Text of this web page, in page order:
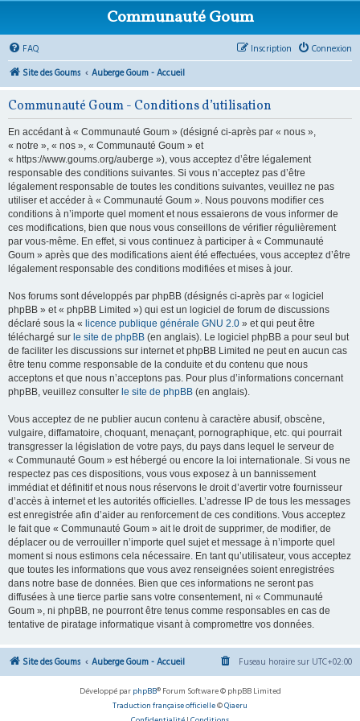
Communauté Goum
FAQ Connexion
Inscription
Site des Goums
Auberge Goum - Accueil
Communauté Goum - Conditions d’utilisation
En accédant à « Communauté Goum » (désigné ci-après par « nous »,
« notre », « nos », « Communauté Goum » et
« https://www.goums.org/auberge »), vous acceptez d’être légalement
responsable des conditions suivantes. Si vous n’acceptez pas d’être
légalement responsable de toutes les conditions suivantes, veuillez ne pas
utiliser et accéder à « Communauté Goum ». Nous pouvons modifier ces
conditions à n’importe quel moment et nous essaierons de vous informer de
ces modifications, bien que nous vous conseillons de vérifier régulièrement
par vous-même. En effet, si vous continuez à participer à « Communauté
Goum » après que des modifications aient été effectuées, vous acceptez d’être
légalement responsable des conditions modifiées et mises à jour.
Nos forums sont développés par phpBB (désignés ci-après par « logiciel
phpBB » et « phpBB Limited ») qui est un logiciel de forum de discussions
déclaré sous la « licence publique générale GNU 2.0 » et qui peut être
téléchargé sur le site de phpBB (en anglais). Le logiciel phpBB a pour seul but
de faciliter les discussions sur internet et phpBB Limited ne peut en aucun cas
être tenu comme responsable de la conduite et du contenu que nous
acceptons et que nous n’acceptons pas. Pour plus d’informations concernant
phpBB, veuillez consulter le site de phpBB (en anglais).
Vous acceptez de ne publier aucun contenu à caractère abusif, obscène,
vulgaire, diffamatoire, choquant, menaçant, pornographique, etc. qui pourrait
transgresser la législation de votre pays, du pays dans lequel le serveur de
« Communauté Goum » est hébergé ou encore la loi internationale. Si vous ne
respectez pas ces dispositions, vous vous exposez à un bannissement
immédiat et définitif et nous nous réservons le droit d’avertir votre fournisseur
d’accès à internet et les autorités officielles. L’adresse IP de tous les messages
est enregistrée afin d’aider au renforcement de ces conditions. Vous acceptez
le fait que « Communauté Goum » ait le droit de supprimer, de modifier, de
déplacer ou de verrouiller n’importe quel sujet et message à n’importe quel
moment si nous estimons cela nécessaire. En tant qu’utilisateur, vous acceptez
que toutes les informations que vous avez renseignées soient enregistrées
dans notre base de données. Bien que ces informations ne seront pas
diffusées à une tierce partie sans votre consentement, ni « Communauté
Goum », ni phpBB, ne pourront être tenus comme responsables en cas de
tentative de piratage informatique visant à compromettre vos données.
Site des Goums Auberge Goum - Accueil Fuseau horaire sur UTC+02:00
Développé par phpBB® Forum Software © phpBB Limited
Traduction française officielle©Qiaeru